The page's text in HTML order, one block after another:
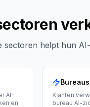
sectoren helpt hun
AI-
en
Bureaus
Klanten
bureau AI-